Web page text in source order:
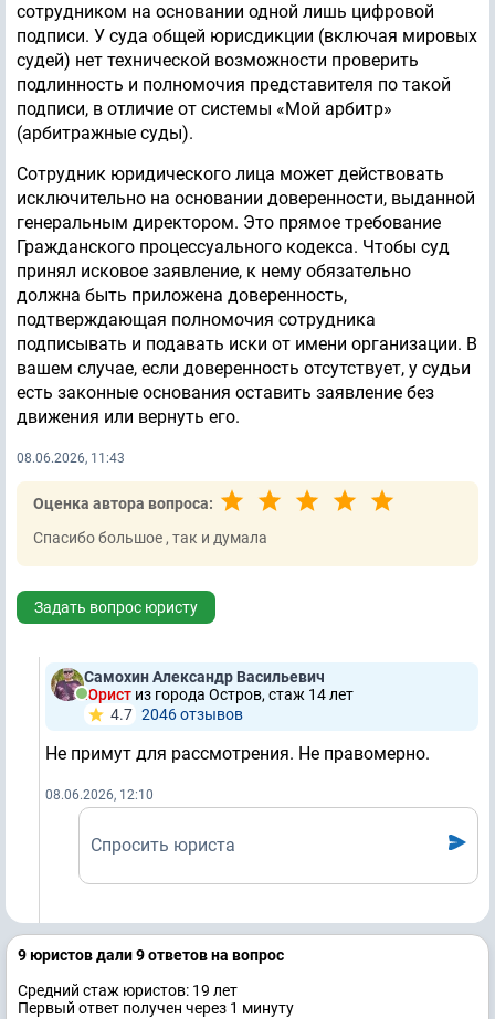
сотрудником на основании одной лишь цифровой
подписи. У суда общей юрисдикции (включая мировых
судей) нет технической возможности проверить
подлинность и полномочия представителя по такой
подписи, в отличие от системы «Мой арбитр»
(арбитражные суды).
Сотрудник юридического лица может действовать
исключительно на основании доверенности, выданной
генеральным директором. Это прямое требование
Гражданского процессуального кодекса. Чтобы суд
принял исковое заявление, к нему обязательно
должна быть приложена доверенность,
подтверждающая полномочия сотрудника
подписывать и подавать иски от имени организации. В
вашем случае, если доверенность отсутствует, у судьи
есть законные основания оставить заявление без
движения или вернуть его.
08.06.2026, 11:43
Оценка автора вопроса:
Спасибо большое , так и думала
Задать вопрос юристу
Самохин Александр Васильевич
Юрист из города Остров, стаж 14 лет
4.7 2046 отзывов
Не примут для рассмотрения. Не правомерно.
08.06.2026, 12:10
Спросить юриста
9 юристов дали 9 ответов на вопрос
Средний стаж юристов: 19 лет
Первый ответ получен через 1 минуту